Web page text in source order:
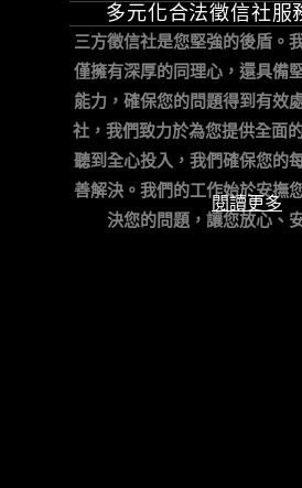
多元化合法徵信社服
三方徵信社是您堅強的後盾。
僅擁有深厚的同理心，還具備
能力，確保您的問題得到有效
社，我們致力於為您提供全面
聽到全心投入，我們確保您的
善解決。我們的工作始於安撫
決您的問題，讓您放心、
閱讀更多